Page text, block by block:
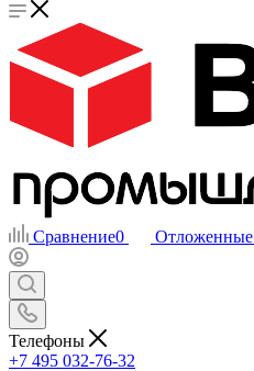
Сравнение0 Отложенные
Телефоны
+7 495 032-76-32